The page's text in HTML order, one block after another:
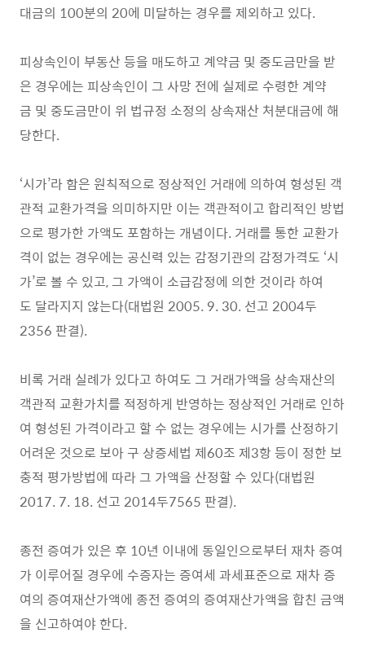
대금의 100분의 20에 미달하는 경우를 제외하고 있다.
피상속인이 부동산 등을 매도하고 계약금 및 중도금만을 받
은 경우에는 피상속인이 그 사망 전에 실제로 수령한 계약
금 및 중도금만이 위 법규정 소정의 상속재산 처분대금에 해
당한다.
‘시가’라 함은 원칙적으로 정상적인 거래에 의하여 형성된 객
관적 교환가격을 의미하지만 이는 객관적이고 합리적인 방법
으로 평가한 가액도 포함하는 개념이다. 거래를 통한 교환가
격이 없는 경우에는 공신력 있는 감정기관의 감정가격도 ‘시
가’로 볼 수 있고, 그 가액이 소급감정에 의한 것이라 하여
도 달라지지 않는다(대법원 2005. 9. 30. 선고 2004두
2356 판결).
비록 거래 실례가 있다고 하여도 그 거래가액을 상속재산의
객관적 교환가치를 적정하게 반영하는 정상적인 거래로 인하
여 형성된 가격이라고 할 수 없는 경우에는 시가를 산정하기
어려운 것으로 보아 구 상증세법 제60조 제3항 등이 정한 보
충적 평가방법에 따라 그 가액을 산정할 수 있다(대법원
2017. 7. 18. 선고 2014두7565 판결).
종전 증여가 있은 후 10년 이내에 동일인으로부터 재차 증여
가 이루어질 경우에 수증자는 증여세 과세표준으로 재차 증
여의 증여재산가액에 종전 증여의 증여재산가액을 합친 금액
을 신고하여야 한다.